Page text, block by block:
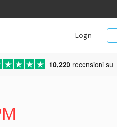
Login
10,220 recensioni su